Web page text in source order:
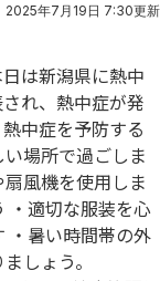
2025年7月19日 7:30更新
は新潟県に熱中
れ、熱中症が発
中症を予防する
場所で過ごしま
風機を使用しま
・適切な服装を心
・暑い時間帯の外
しょう。